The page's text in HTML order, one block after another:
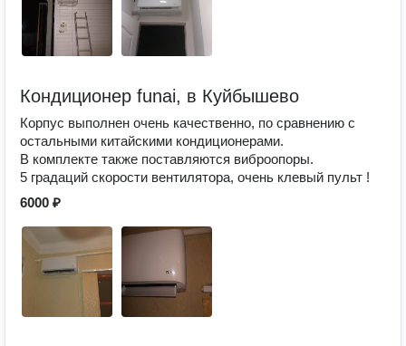
Кондиционер funai, в Куйбышево
Корпус выполнен очень качественно, по сравнению с
остальными китайскими кондиционерами.
В комплекте также поставляются виброопоры.
5 градаций скорости вентилятора, очень клевый пульт !
6000 ₽